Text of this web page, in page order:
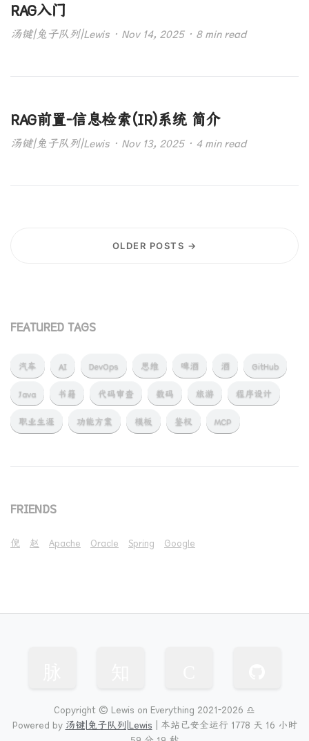
RAG入门
汤键|兔子队列|Lewis · Nov 14, 2025 · 8 min read
RAG前置-信息检索(IR)系统 简介
汤键|兔子队列|Lewis · Nov 13, 2025 · 4 min read
OLDER POSTS →
FEATURED TAGS
汽车 AI DevOps 思维 啤酒 酒 GitHub
Java 书籍 代码审查 数码 旅游 程序设计
职业生涯 功能方案 模板 鉴权 MCP
FRIENDS
倪 赵 Apache Oracle Spring Google
Copyright © Lewis on Everything 2021-2026 ♎
Powered by 汤键|兔子队列|Lewis 本站已安全运行 1778 天 16 小时